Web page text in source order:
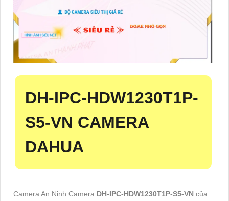
DH-IPC-HDW1230T1P-
S5-VN CAMERA
DAHUA
Camera An Ninh Camera DH-IPC-HDW1230T1P-S5-VN của